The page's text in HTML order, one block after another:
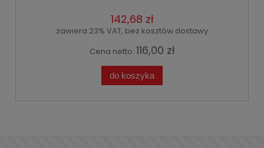
142,68 zł
zawiera 23% VAT, bez kosztów dostawy
Cena netto: 116,00 zł
do koszyka